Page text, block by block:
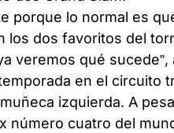
porque lo normal es
los dos favoritos del
veremos qué sucede”,
en el circuito
izquierda. A
número cuatro del